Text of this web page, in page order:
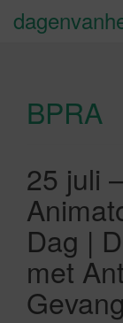
BPRA
25 juli
Dag |
met